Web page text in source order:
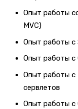
Опыт работы
MVC)
Опыт работы с
Опыт работы с
Опыт работы с
сервлетов
Опыт работы с